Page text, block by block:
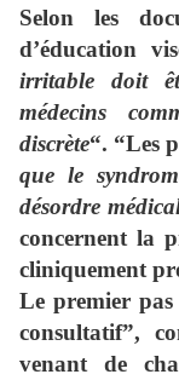
Selon les
d’éducation
irritable doit
médecins
discrète“. “Les
que le
désordre
concernent la
cliniquement
Le premier
consultatif”,
venant de